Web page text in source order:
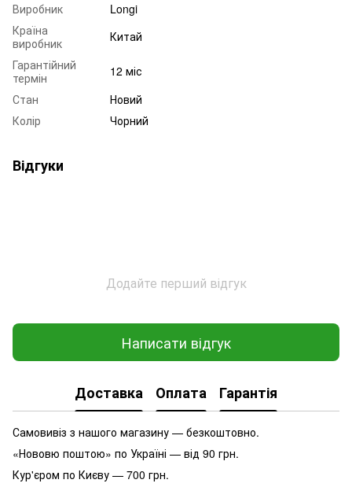
Виробник
Longi
Країна
виробник
Китай
Гарантійний
термін
12 міс
Стан
Новий
Колір
Чорний
Відгуки
Додайте перший відгук
Написати відгук
Доставка Оплата Гарантія
Самовивіз з нашого магазину — безкоштовно.
«Нововю поштою» по Україні — від 90 грн.
Кур'єром по Києву — 700 грн.